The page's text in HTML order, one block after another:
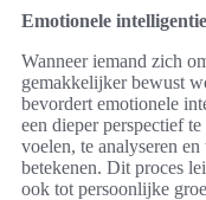
Emotionele
Wanneer iemand zich
gemakkelijker bewust
bevordert emotionele
een dieper perspectief
voelen, te analyseren
betekenen. Dit proces
ook tot persoonlijke